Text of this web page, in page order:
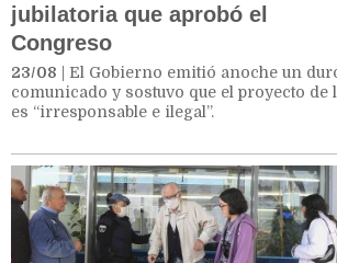
jubilatoria que aprobó el
Congreso
23/08 | El Gobierno emitió anoche un
comunicado y sostuvo que el proyecto de
es “irresponsable e ilegal”.